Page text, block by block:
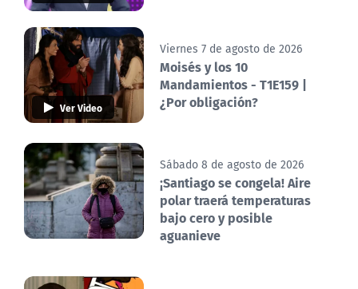
Ver Video
Viernes 7 de agosto de 2026
Moisés y los 10
Mandamientos - T1E159 |
¿Por obligación?
Sábado 8 de agosto de 2026
¡Santiago se congela! Aire
polar traerá temperaturas
bajo cero y posible
aguanieve